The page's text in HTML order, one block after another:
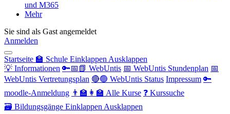
und M365
Mehr
Sie sind als Gast angemeldet
Anmelden
Startseite 🏫 Schule Einklappen Ausklappen
💡 Informationen 🔑📅📗 WebUntis 📅 WebUntis Stundenplan 📅
WebUntis Vertretungsplan 🔴🟢 WebUntis Status Impressum 🔑
moodle-Anmeldung 👨‍🏫👩‍🏫 Alle Kurse ❓ Kurssuche
🗃 Bildungsgänge Einklappen Ausklappen